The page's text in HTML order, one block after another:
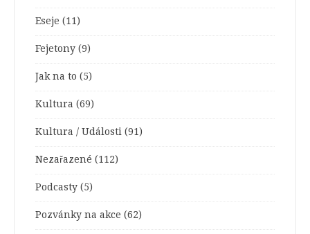
Eseje (11)
Fejetony (9)
Jak na to (5)
Kultura (69)
Kultura / Události (91)
Nezařazené (112)
Podcasty (5)
Pozvánky na akce (62)